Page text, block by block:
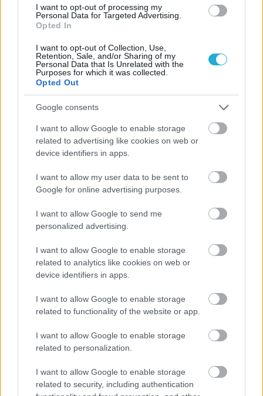
I want to opt-out of processing my
Personal Data for Targeted Advertising.
Opted In
I want to opt-out of Collection, Use,
Retention, Sale, and/or Sharing of my
Personal Data that Is Unrelated with the
Purposes for which it was collected.
Opted Out
Google consents
I want to allow Google to enable storage
related to advertising like cookies on web or
device identifiers in apps.
I want to allow my user data to be sent to
Google for online advertising purposes.
I want to allow Google to send me
personalized advertising.
I want to allow Google to enable storage
related to analytics like cookies on web or
device identifiers in apps.
I want to allow Google to enable storage
related to functionality of the website or app.
I want to allow Google to enable storage
related to personalization.
I want to allow Google to enable storage
related to security, including authentication
ΗΛΙΑΣ ΠΑΠΑΪΩΑΝΝΟΥ
08/03/2026
οι σημαντικότερες νίκες του
Α.Ο. Θήρας